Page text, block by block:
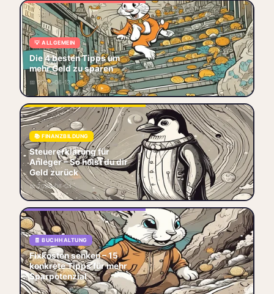
💡 ALLGEMEIN
Die 4 besten Tipps um
mehr Geld zu sparen
📅 2026-06-13
Sparen 2026: 4 konkrete
Tipps bei 2,6% Inflation.
Streaming-Abos kündigen,
Tagesgeld-Zinsen sichern,
Energiekosten senke
🐷 Sparen
📋 Budget
🎯 Sparquote
💡 Tipps
📚 FINANZBILDUNG
Steuererklärung für
Anleger – So holst du dir
Geld zurück
📅 2026-06-04
Steuererklärung für Anleger –
So holst du dir Geld zurück
Jeder Euro zählt, besonders
beim Investieren. Doch am
Ende de
📚 Finanzbildung
🧾 Steuern
🏷️ Anleger
💡 Tipps
🧾 BUCHHALTUNG
Fixkosten senken – 15
konkrete Tipps für mehr
Sparpotenzial
📅 2026-06-04
Fixkosten senken – 15
konkrete Tipps für mehr
Sparpotenzial Fixkosten
senken ist der absolute
Gamechanger, wenn du endl
🏷️ Buchhaltung
🐷 Sparen